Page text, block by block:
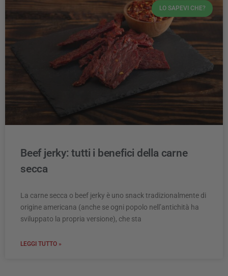
LO SAPEVI CHE?
Beef jerky: tutti i benefici della carne
secca
La carne secca o beef jerky è uno snack tradizionalmente di
origine americana (anche se ogni popolo nell’antichità ha
sviluppato la propria versione), che sta
LEGGI TUTTO »